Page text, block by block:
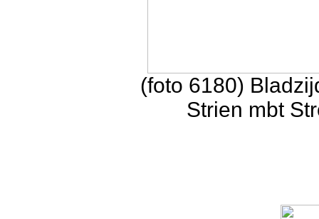
(foto 6180)
Strien mbt